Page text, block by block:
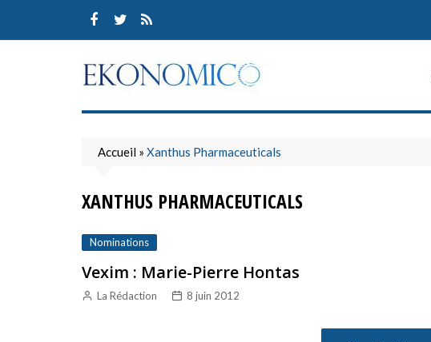
content
Accueil » Xanthus Pharmaceuticals
XANTHUS PHARMACEUTICALS
Nominations
Vexim : Marie-Pierre Hontas
La Rédaction 8 juin 2012